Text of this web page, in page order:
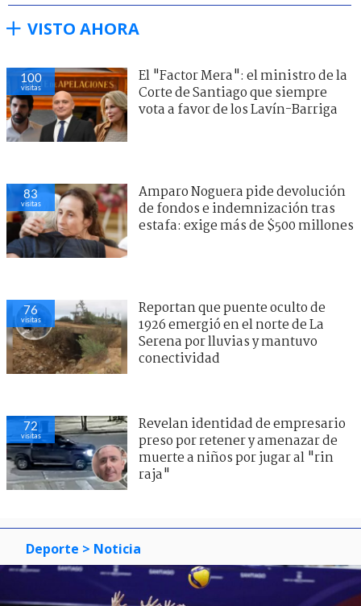
VISTO AHORA
100
visitas
El "Factor Mera": el ministro de la
Corte de Santiago que siempre
vota a favor de los Lavín-Barriga
83
visitas
Amparo Noguera pide devolución
de fondos e indemnización tras
estafa: exige más de $500 millones
76
visitas
Reportan que puente oculto de
1926 emergió en el norte de La
Serena por lluvias y mantuvo
conectividad
72
visitas
Revelan identidad de empresario
preso por retener y amenazar de
muerte a niños por jugar al "rin
raja"
Deporte > Noticia